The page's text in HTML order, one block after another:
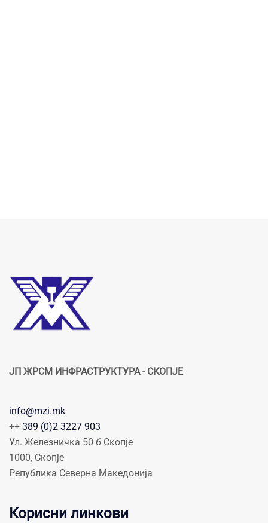
ЈП ЖРСМ ИНФРАСТРУКТУРА - СКОПЈЕ
info@mzi.mk
++ 389 (0)2 3227 903
Ул. Железничка 50 б Скопје
1000, Скопје
Република Северна Македонија
Корисни линкови